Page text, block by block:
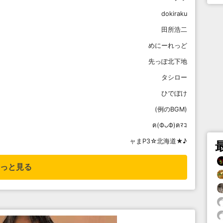
dokiraku
田所浩二
めにーれっど
先っぽ北下地
タシロー
ひでぼけ
(例のBGM)
ฅ(ФᴗФ)ฅﾏｺ
ャまP3☆北海道★♪
と見る